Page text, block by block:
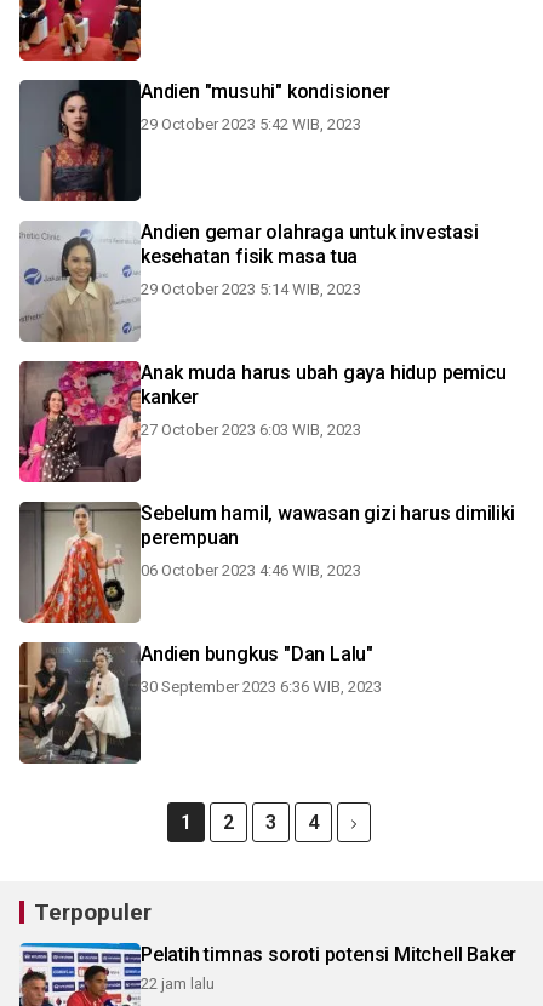
Andien "musuhi" kondisioner
29 October 2023 5:42 WIB, 2023
Andien gemar olahraga untuk investasi
kesehatan fisik masa tua
29 October 2023 5:14 WIB, 2023
Anak muda harus ubah gaya hidup pemicu
kanker
27 October 2023 6:03 WIB, 2023
Sebelum hamil, wawasan gizi harus dimiliki
perempuan
06 October 2023 4:46 WIB, 2023
Andien bungkus "Dan Lalu"
30 September 2023 6:36 WIB, 2023
1 2 3 4
Terpopuler
Pelatih timnas soroti potensi Mitchell Baker
22 jam lalu